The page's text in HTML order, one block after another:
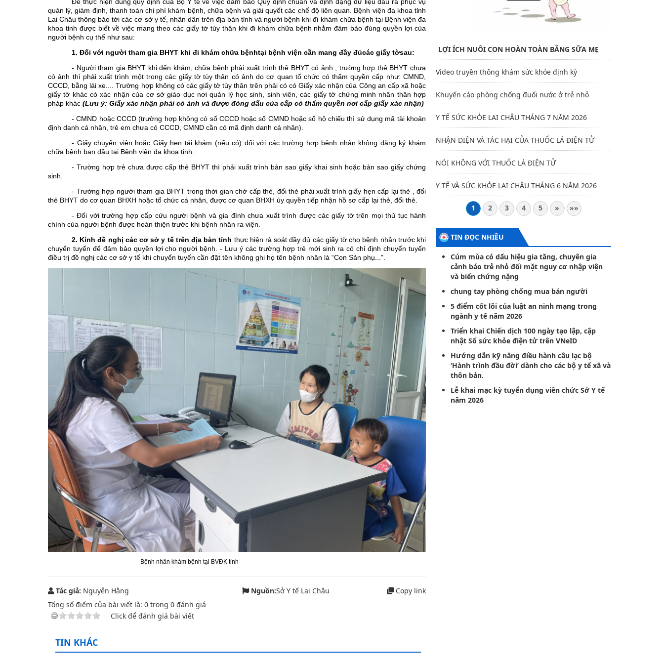
Tư vấn tiểu đường
quản lý, giám định, thanh toán chi phí khám bệnh, chữa bệnh và giải quyết các chế độ liên quan. Bệnh viện đa khoa tỉnh
Lai Châu thông báo tới các cơ sở y tế, nhân dân trên địa bàn tỉnh và người bệnh khi đi khám chữa bệnh tại Bệnh viện đa
khoa tỉnh được biết về việc mang theo các giấy tờ tùy thân khi đi khám chữa bệnh nhằm đảm bảo đúng quyền lợi của
người bệnh cụ thể như sau:
1. Đối với người tham gia BHYT khi đi khám chữa bệnhtại bệnh viện cần mang đầy đủcác giấy tờsau:
- Người tham gia BHYT khi đến khám, chữa bệnh phải xuất trình thẻ BHYT có ảnh , trường hợp thẻ BHYT chưa
có ảnh thì phải xuất trình một trong các giấy tờ tùy thân có ảnh do cơ quan tổ chức có thẩm quyền cấp như: CMND,
CCCD, bằng lái xe.... Trường hợp không có các giấy tờ tùy thân trên phải có có Giấy xác nhận của Công an cấp xã hoặc
giấy tờ khác có xác nhận của cơ sở giáo dục nơi quản lý học sinh, sinh viên, các giấy tờ chứng minh nhân thân hợp
pháp khác (Lưu ý: Giấy xác nhận phải có ảnh và được đóng dấu của cấp có thẩm quyền nơi cấp giấy xác nhận)
- CMND hoặc CCCD (trường hợp không có số CCCD hoặc số CMND hoặc số hộ chiếu thì sử dụng mã tài khoản
định danh cá nhân, trẻ em chưa có CCCD, CMND cần có mã định danh cá nhân).
- Giấy chuyển viện hoặc Giấy hẹn tái khám (nếu có) đối với các trường hợp bệnh nhân không đăng ký khám
chữa bệnh ban đầu tại Bệnh viện đa khoa tỉnh.
- Trường hợp trẻ chưa được cấp thẻ BHYT thì phải xuất trình bản sao giấy khai sinh hoặc bản sao giấy chứng
sinh.
- Trường hợp người tham gia BHYT trong thời gian chờ cấp thẻ, đổi thẻ phải xuất trình giấy hẹn cấp lại thẻ , đổi
thẻ BHYT do cơ quan BHXH hoặc tổ chức cá nhân, được cơ quan BHXH ủy quyền tiếp nhận hồ sơ cấp lại thẻ, đổi thẻ.
- Đối với trường hợp cấp cứu người bệnh và gia đình chưa xuất trình được các giấy tờ trên mọi thủ tục hành
chính của người bệnh được hoàn thiện trước khi bệnh nhân ra viện.
2. Kính đề nghị các cơ sở y tế trên địa bàn tỉnh thực hiện rà soát đầy đủ các giấy tờ cho bệnh nhân trước khi
chuyển tuyến để đảm bảo quyền lợi cho người bệnh. - Lưu ý các trường hợp trẻ mới sinh ra có chỉ định chuyển tuyến
điều trị đề nghị các cơ sở y tế khi chuyển tuyến cần đặt tên không ghi họ tên bệnh nhân là “Con Sản phụ...”.
Bệnh nhân khám bệnh tại BVĐK tỉnh
Tác giả: Nguyễn Hằng Nguồn:Sở Y tế Lai Châu
Copy link
Tổng số điểm của bài viết là: 0 trong 0 đánh giá
Click để đánh giá bài viết
TIN KHÁC
LỢI ÍCH NUÔI CON HOÀN TOÀN BẰNG SỮA MẸ
Video truyền thông khám sức khỏe định kỳ
Khuyến cáo phòng chống đuối nước ở trẻ nhỏ
Y TẾ SỨC KHỎE LAI CHÂU THÁNG 7 NĂM 2026
NHẬN DIỆN VÀ TÁC HẠI CỦA THUỐC LÁ ĐIỆN TỬ
NÓI KHÔNG VỚI THUỐC LÁ ĐIỆN TỬ
Y TẾ VÀ SỨC KHỎE LAI CHÂU THÁNG 6 NĂM 2026
1 2 3 4 5 » »»
TIN ĐỌC NHIỀU
Cúm mùa có dấu hiệu gia tăng, chuyên gia
cảnh báo trẻ nhỏ đối mặt nguy cơ nhập viện
và biến chứng nặng
chung tay phòng chống mua bán người
5 điểm cốt lõi của luật an ninh mạng trong
ngành y tế năm 2026
Triển khai Chiến dịch 100 ngày tạo lập, cập
nhật Sổ sức khỏe điện tử trên VNeID
Hướng dẫn kỹ năng điều hành câu lạc bộ
‘Hành trình đầu đời’ dành cho các bộ y tế xã và
thôn bản.
Lễ khai mạc kỳ tuyển dụng viên chức Sở Y tế
năm 2026